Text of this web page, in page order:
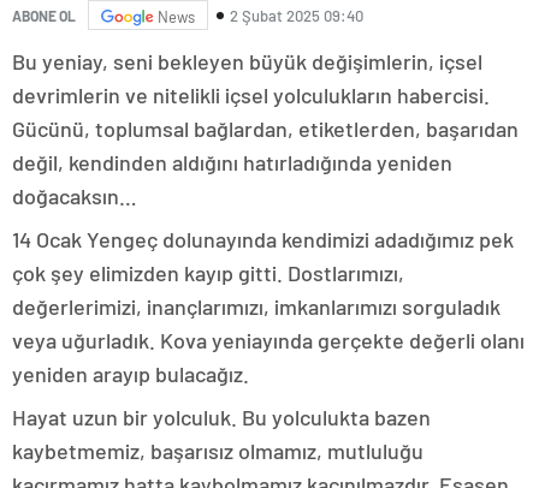
ABONE OL News 2 Şubat 2025 09:40
Bu yeniay, seni bekleyen büyük değişimlerin, içsel
devrimlerin ve nitelikli içsel yolculukların habercisi.
Gücünü, toplumsal bağlardan, etiketlerden, başarıdan
değil, kendinden aldığını hatırladığında yeniden
doğacaksın…
14 Ocak Yengeç dolunayında kendimizi adadığımız pek
çok şey elimizden kayıp gitti. Dostlarımızı,
değerlerimizi, inançlarımızı, imkanlarımızı sorguladık
veya uğurladık. Kova yeniayında gerçekte değerli olanı
yeniden arayıp bulacağız.
Hayat uzun bir yolculuk. Bu yolculukta bazen
kaybetmemiz, başarısız olmamız, mutluluğu